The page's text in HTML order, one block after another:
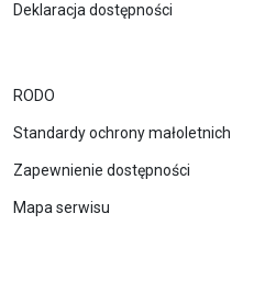
Deklaracja dostępności
RODO
Standardy ochrony małoletnich
Zapewnienie dostępności
Mapa serwisu